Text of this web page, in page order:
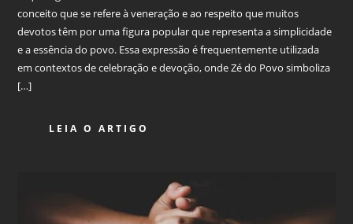
conceito que se refere à veneração e ao respeito que muitos
devotos têm por uma figura popular que representa a simplicidade
e a essência do povo. Essa expressão é frequentemente utilizada
em contextos de celebração e devoção, onde Zé do Povo simboliza
[…]
LEIA O ARTIGO